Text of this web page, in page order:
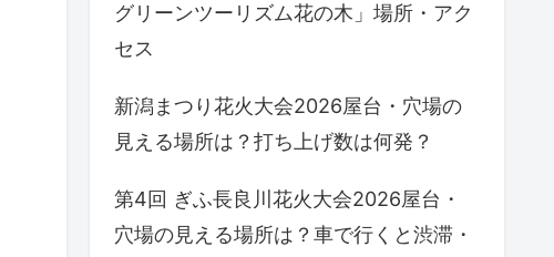
グリーンツーリズム花の木」場所・アク
セス
新潟まつり花火大会2026屋台・穴場の
見える場所は？打ち上げ数は何発？
第4回 ぎふ長良川花火大会2026屋台・
穴場の見える場所は？車で行くと渋滞・